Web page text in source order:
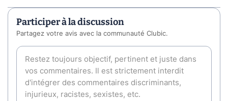
Participer à la discussion
Partagez votre avis avec la communauté Clubic.